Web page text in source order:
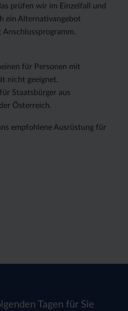
prüfen wir im Einzelfall und
ein Alternativangebot
Anschlussprogramm.
für Personen mit
nicht geeignet.
Staatsbürger aus
Österreich.
empfohlene Ausrüstung für
Tagen für Sie